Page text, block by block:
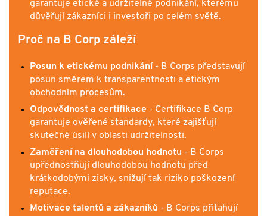
garantuje etické a udržitelné podnikání, kterému
důvěřují zákazníci i investoři po celém světě.
Proč na B Corp záleží
Posun k etickému podnikání - B Corps představují
posun směrem k transparentnosti a etickým
obchodním procesům.
Odpovědnost a certifikace - Certifikace B Corp
garantuje ověřené standardy, které zajišťují
skutečné úsilí v oblasti udržitelnosti.
Zaměření na dlouhodobou hodnotu - B Corps
upřednostňují dlouhodobou hodnotu před
krátkodobými zisky, snižují tak riziko poškození
reputace.
Motivace talentů a zákazníků - B Corps přitahují